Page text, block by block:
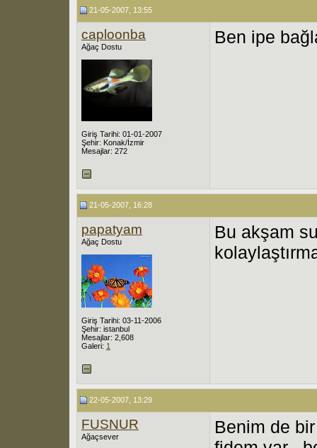
21-05-2007, 13:55
caploonba
Ağaç Dostu
Giriş Tarihi: 01-01-2007
Şehir: Konak/İzmir
Mesajlar: 272
Ben ipe
21-05-2007, 16:28
papatyam
Ağaç Dostu
Giriş Tarihi: 03-11-2006
Şehir: istanbul
Mesajlar: 2,608
Galeri: 1
Bu akşam
22-05-2007, 13:29
FUSNUR
Ağaçsever
Benim de